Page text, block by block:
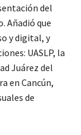
del
Añadió que
y digital, y
UASLP, la
Juárez del
en Cancún,
de